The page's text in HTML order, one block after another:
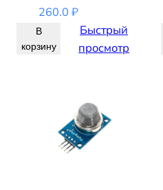
260.0 ₽
В
корзину
Быстрый
просмотр